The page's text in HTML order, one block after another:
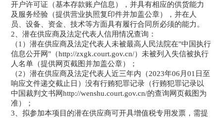
开户许可证（基本存款账户信息），并具有相应的供货能力
及服务经验（提供营业执照复印件并加盖公章），并在人
员、设备、资金、技术等方面具有履行合同所必须的能力。
2、潜在供应商及法定代表人信用情况查询：
（1）潜在供应商及法定代表人未被最高人民法院在"中国执行
信息公开网"（http://zxgk.court.gov.cn/）未被列入失信被执行
人名单（提供网页截图并加盖公章）；
（2）潜在供应商及法定代表人近三年内（2023年06月01日至
响应文件递交截止日）没有行贿犯罪记录（行贿犯罪记录以
中国裁判文书网http://wenshu.court.gov.cn/的查询网页截图为
准）；
3、拟参加本项目的潜在供应商可开具增值税专用发票，需提